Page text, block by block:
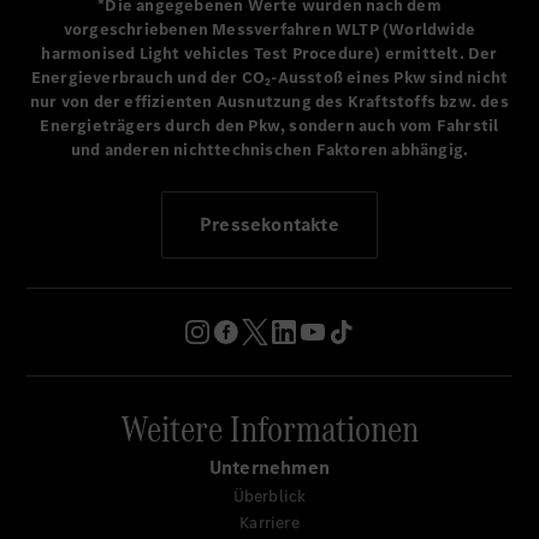
Mercedes-Benz AG, verantwortlich für Konzernforschung
und Mercedes-Benz Cars Entwicklung, Einkauf und
Lieferantenqualität. Er überreichte die Preise erstmals in
der Kategorie „Inspiration“. Ausgezeichnet wurden die
Lieferanten Amazee Labs AG und LG Electronics Inc.
Auf dem Weg zu nachhaltiger Mobilität hat sich Daimler
im ersten Schritt klare Klimaschutzziele gesetzt. Im
nächsten Schritt fokussiert sich das Unternehmen auf
Ressourcenschonung und zahlt dabei zusätzlich auf die
CO₂-Ziele ein. Auch hier verfolgt der Konzern den
ganzheitlichen Ansatz über die gesamte Wertschöpfung.
Der Schlüssel zur Umsetzung sind innovative
Innovation und Spitzenqualität sind neben der
*Die angegebenen Werte wurden nach dem
vorgeschriebenen Messverfahren WLTP (Worldwide
harmonised Light vehicles Test Procedure) ermittelt. Der
Energieverbrauch und der CO₂-Ausstoß eines Pkw sind nicht
nur von der effizienten Ausnutzung des Kraftstoffs bzw. des
Energieträgers durch den Pkw, sondern auch vom Fahrstil
und anderen nichttechnischen Faktoren abhängig.
Pressekontakte
Weitere Informationen
Unternehmen
Überblick
Karriere